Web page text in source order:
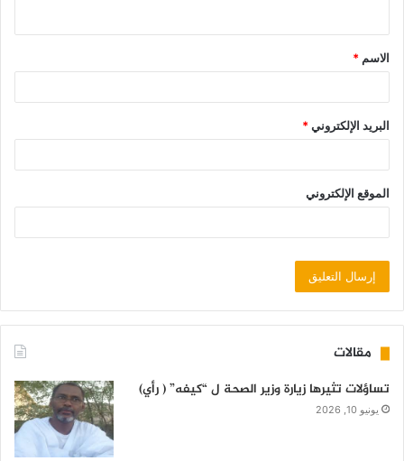
الاسم *
البريد الإلكتروني*
الموقع الإلكتروني
مقالات
تساؤلات تثيرها زيارة وزير الصحة ل “كيفه” ( رأي)
يونيو 10, 2026